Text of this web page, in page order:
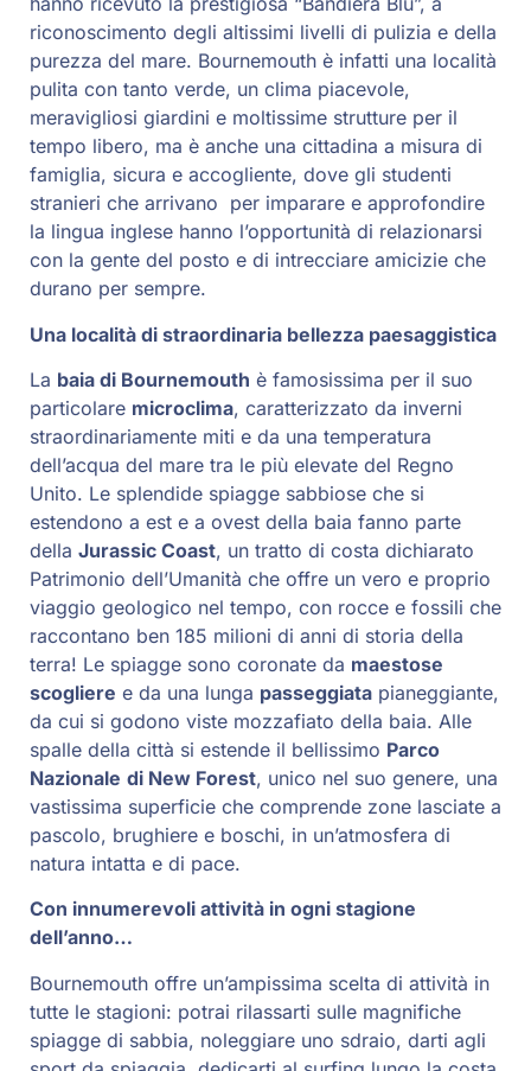
riconoscimento degli altissimi livelli di pulizia e della
purezza del mare. Bournemouth è infatti una località
pulita con tanto verde, un clima piacevole,
meravigliosi giardini e moltissime strutture per il
tempo libero, ma è anche una cittadina a misura di
famiglia, sicura e accogliente, dove gli studenti
stranieri che arrivano per imparare e approfondire
la lingua inglese hanno l’opportunità di relazionarsi
con la gente del posto e di intrecciare amicizie che
durano per sempre.
Una località di straordinaria bellezza paesaggistica
La baia di Bournemouth è famosissima per il suo
particolare microclima, caratterizzato da inverni
straordinariamente miti e da una temperatura
dell’acqua del mare tra le più elevate del Regno
Unito. Le splendide spiagge sabbiose che si
estendono a est e a ovest della baia fanno parte
della Jurassic Coast, un tratto di costa dichiarato
Patrimonio dell’Umanità che offre un vero e proprio
viaggio geologico nel tempo, con rocce e fossili che
raccontano ben 185 milioni di anni di storia della
terra! Le spiagge sono coronate da maestose
scogliere e da una lunga passeggiata pianeggiante,
da cui si godono viste mozzafiato della baia. Alle
spalle della città si estende il bellissimo Parco
Nazionale di New Forest, unico nel suo genere, una
vastissima superficie che comprende zone lasciate a
pascolo, brughiere e boschi, in un’atmosfera di
natura intatta e di pace.
Con innumerevoli attività in ogni stagione
dell’anno…
Bournemouth offre un’ampissima scelta di attività in
tutte le stagioni: potrai rilassarti sulle magnifiche
spiagge di sabbia, noleggiare uno sdraio, darti agli